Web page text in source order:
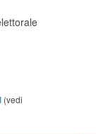
(vedi